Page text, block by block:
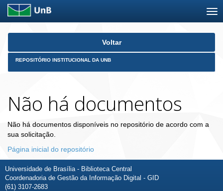
Skip
Voltar
REPOSITÓRIO INSTITUCIONAL DA UNB
Não há documentos
Não há documentos disponíveis no repositório de acordo com a
sua solicitação.
Página inicial do repositório
Universidade de Brasília - Biblioteca Central
Coordenadoria de Gestão da Informação Digital - GID
(61) 3107-2683